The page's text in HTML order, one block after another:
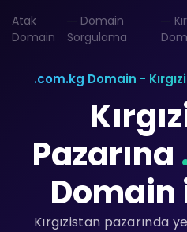
Atak
Domain
Domain
Sorgulama
.com.kg Domain -
Pazarına
Domain
Kırgızistan pazarında